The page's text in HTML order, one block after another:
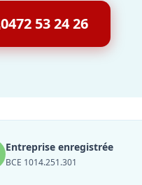
0472 53 24 26
Entreprise enregistrée
BCE 1014.251.301